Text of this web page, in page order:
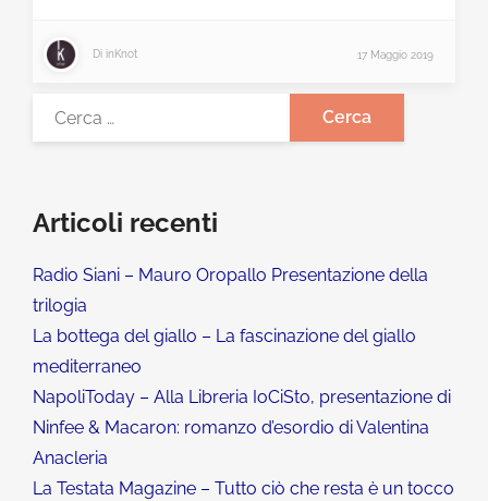
Di inKnot 17 Maggio 2019
Articoli recenti
Radio Siani – Mauro Oropallo Presentazione della
trilogia
La bottega del giallo – La fascinazione del giallo
mediterraneo
NapoliToday – Alla Libreria IoCiSto, presentazione di
Ninfee & Macaron: romanzo d’esordio di Valentina
Anacleria
La Testata Magazine – Tutto ciò che resta è un tocco